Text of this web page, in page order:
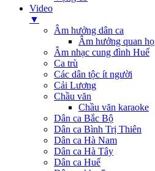
Video
▼
Âm hưởng dân ca
Âm hưởng quan họ
Âm nhạc cung đình Huế
Ca trù
Các dân tộc ít người
Cải Lương
Chầu văn
Chầu văn karaoke
Dân ca Bắc Bộ
Dân ca Bình Trị Thiên
Dân ca Hà Nam
Dân ca Hà Tây
Dân ca Huế